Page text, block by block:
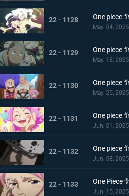
22 - 1128
May. 04, 2025
22 - 1129
May. 18, 2025
22 - 1130
May. 25, 2025
22 - 1131
Jun. 01, 2025
22 - 1132
Jun. 08, 2025
22 - 1133
Jun. 15, 2025